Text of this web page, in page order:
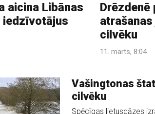
aicina Libānas
Drēzdenē
cilvēku
11. marts, 8:04
Vašingtonas
cilvēku
Spēcīgas lietusgāzes